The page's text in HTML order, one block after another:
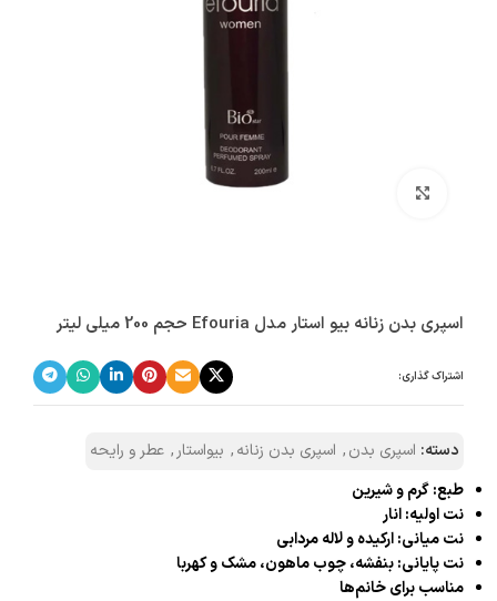
اسپری بدن زنانه بیو استار مدل Efouria حجم 200 میلی لیتر
اشتراک گذاری:
دسته: اسپری بدن, اسپری بدن زنانه, بیواستار , عطر و رایحه
طبع: گرم و شیرین
نت اولیه: انار
نت میانی: ارکیده و لاله مردابی
نت پایانی: بنفشه، چوب ماهون، مشک و کهربا
مناسب برای خانم‌ها